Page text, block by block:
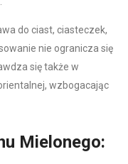
do ciast, ciasteczek,
nie ogranicza się
się także w
wzbogacając
Mielonego: